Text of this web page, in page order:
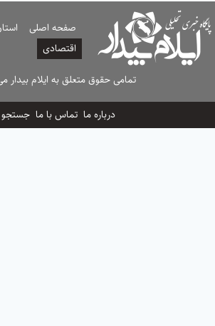
صفحه اصلی استان ایلام
اقتصادی
تمامی حقوق متعلق به ایلام بیدار می باشد
درباره ما تماس با ما جستجو